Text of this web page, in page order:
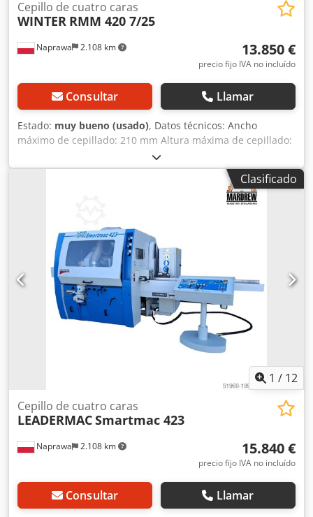
Naprawa 2.108 km
Cepillo de cuatro caras
WINTER RMM 420 7/25
13.850 €
precio fijo IVA no incluído
Consultar Llamar
Estado: muy bueno (usado), Datos técnicos: Ancho
máximo de cepillado: 210 mm Altura máxima de cepillado:
130 mm Diámetro de los husillos: 40 mm Cantidad de
husillos: 4 Orden de los husillos: abajo derecha izquierda
arriba Cada husillo con motor independiente Rodillo
dentado en la mesa antes de la primera cabeza Cantidad
rodillos superiores de arrastre de goma: 1 Dedpfewv Sxksx
Ak Dokr Diámetro de la boca de extracción: 4x130 mm
Avance ajustable de forma continua Avance por ejes
cardán Bomba de lubricación para la mesa de trabajo 1
rodillo liso en la mesa Presión: 6 atm Elevación eléctrica
del cuerpo principal Alimentación: 400 V Potencia total: 23
kW Dimensiones totales: Longitud: 3580 mm Ancho: 1700
Clasificado
1 / 12
Naprawa 2.108 km
Cepillo de cuatro caras
LEADERMACSmartmac 423
15.840 €
precio fijo IVA no incluído
Consultar Llamar